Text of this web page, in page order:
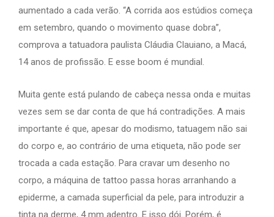
aumentado a cada verão. “A corrida aos estúdios começa
em setembro, quando o movimento quase dobra”,
comprova a tatuadora paulista Cláudia Clauiano, a Macá,
14 anos de profissão. E esse boom é mundial.
Muita gente está pulando de cabeça nessa onda e muitas
vezes sem se dar conta de que há contradições. A mais
importante é que, apesar do modismo, tatuagem não sai
do corpo e, ao contrário de uma etiqueta, não pode ser
trocada a cada estação. Para cravar um desenho no
corpo, a máquina de tattoo passa horas arranhando a
epiderme, a camada superficial da pele, para introduzir a
tinta na derme, 4 mm adentro. E isso dói. Porém, é